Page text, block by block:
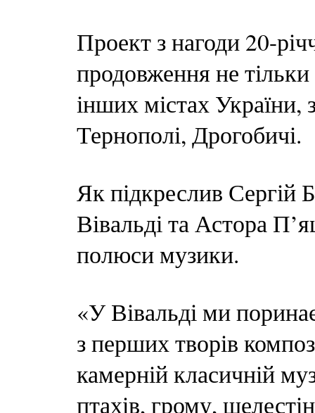
Проект з нагоди 20-
продовження не тільки
інших містах України,
Тернополі, Дрогобичі.
Як підкреслив Сергій
Вівальді та Астора
полюси музики.
«У Вівальді ми
з перших творів
камерній класичній
птахів, грому,